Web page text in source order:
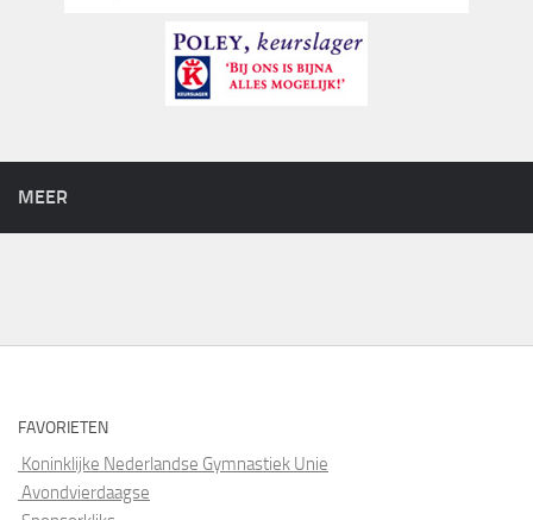
MEER
FAVORIETEN
Koninklijke Nederlandse Gymnastiek Unie
Avondvierdaagse